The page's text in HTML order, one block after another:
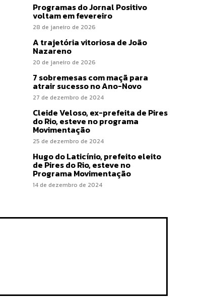
Programas do Jornal Positivo
voltam em fevereiro
28 de janeiro de 2026
A trajetória vitoriosa de João
Nazareno
20 de janeiro de 2026
7 sobremesas com maçã para
atrair sucesso no Ano-Novo
27 de dezembro de 2024
Cleide Veloso, ex-prefeita de Pires
do Rio, esteve no programa
Movimentação
25 de dezembro de 2024
Hugo do Laticínio, prefeito eleito
de Pires do Rio, esteve no
Programa Movimentação
14 de dezembro de 2024